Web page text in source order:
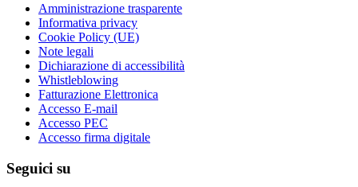
Amministrazione trasparente
Informativa privacy
Cookie Policy (UE)
Note legali
Dichiarazione di accessibilità
Whistleblowing
Fatturazione Elettronica
Accesso E-mail
Accesso PEC
Accesso firma digitale
Seguici su